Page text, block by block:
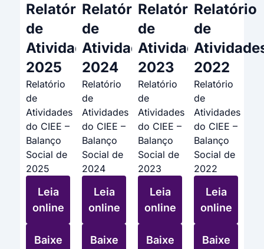
Relatório
de
Atividades
2025
Relatório
de
Atividades
do CIEE –
Balanço
Social de
2025
Leia
online
Baixe
Relatório
de
Atividades
2024
Relatório
de
Atividades
do CIEE –
Balanço
Social de
2024
Leia
online
Baixe
Relatório
de
Atividades
2023
Relatório
de
Atividades
do CIEE –
Balanço
Social de
2023
Leia
online
Baixe
Relatório
de
2022
Relatório
de
Atividades
do CIEE –
Balanço
Social de
2022
Leia
online
Baixe